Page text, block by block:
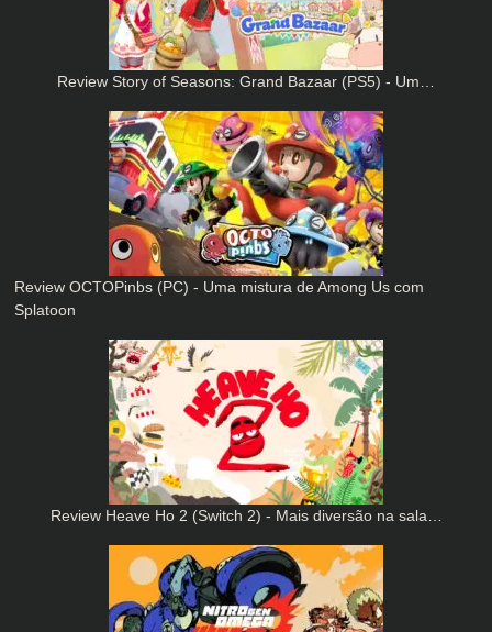
Review Story of Seasons: Grand Bazaar (PS5) - Um…
Review OCTOPinbs (PC) - Uma mistura de Among Us com
Splatoon
Review Heave Ho 2 (Switch 2) - Mais diversão na sala…